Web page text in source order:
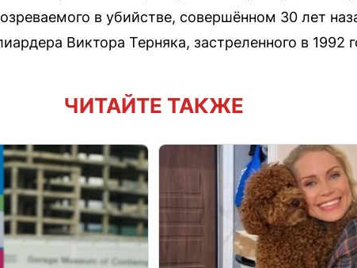
в убийстве, совершённом 30 лет
Виктора Терняка, застреленного в 1992
ЧИТАЙТЕ ТАКЖЕ